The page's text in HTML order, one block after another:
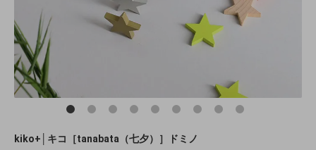
kiko+│キコ［tanabata（七夕）］ドミノ